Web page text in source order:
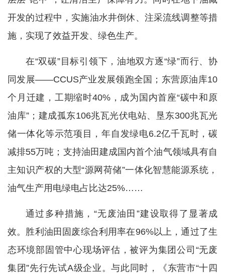
开发的过程中，实施油水井倒休、注采流线调整等措
施，实现了效益开发、绿色生产。
在“双碳”目标引领下，油地双方逐“绿”而行、协
同发展——CCUS产业发展领跑全国；东营原油库10
个月迁建，工期缩时40%，成为国内首座“碳中和原
油库”；建成孤东106兆瓦光伏电站、垦东300兆瓦光
储一体化等示范项目，年自发绿电6.2亿千瓦时，碳
减排55万吨；支持油田建成国内首个油气领域具有自
主知识产权的大型“源网荷储”一体化智慧能源系统，
油气生产用电绿电占比达25%……
通过多种措施，“无废油田”建设取得了显著成
效。胜利油田固废综合利用率在96%以上，通过了生
态环境部固管中心现场评估，被评为集团公司“无废
集团”先行先试A级企业。与此同时，《东营市“十四